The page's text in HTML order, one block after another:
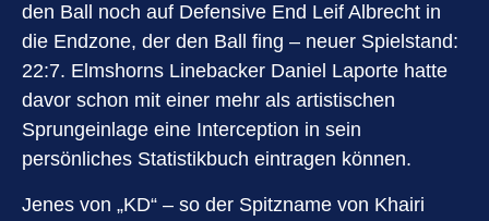
den Ball noch auf Defensive End Leif Albrecht in
die Endzone, der den Ball fing – neuer Spielstand:
22:7. Elmshorns Linebacker Daniel Laporte hatte
davor schon mit einer mehr als artistischen
Sprungeinlage eine Interception in sein
persönliches Statistikbuch eintragen können.
Jenes von „KD“ – so der Spitzname von Khairi